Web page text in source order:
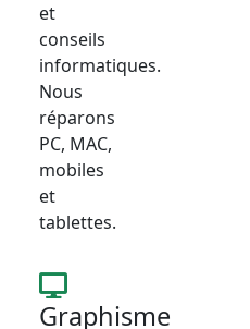
et
conseils
informatiques.
Nous
réparons
PC, MAC,
mobiles
et
tablettes.
Graphisme